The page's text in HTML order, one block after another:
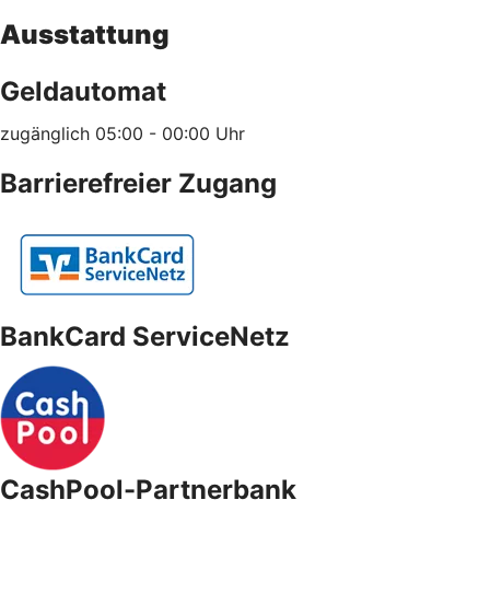
Ausstattung
Geldautomat
zugänglich 05:00 - 00:00 Uhr
Barrierefreier Zugang
BankCard ServiceNetz
CashPool-Partnerbank